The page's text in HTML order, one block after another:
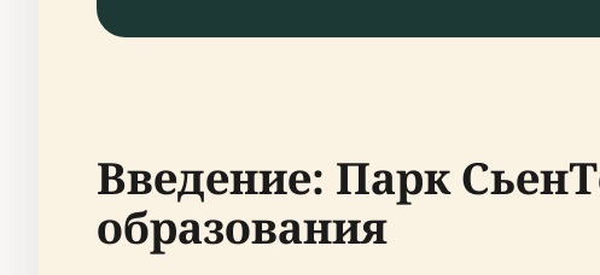
Введение: Парк
образования